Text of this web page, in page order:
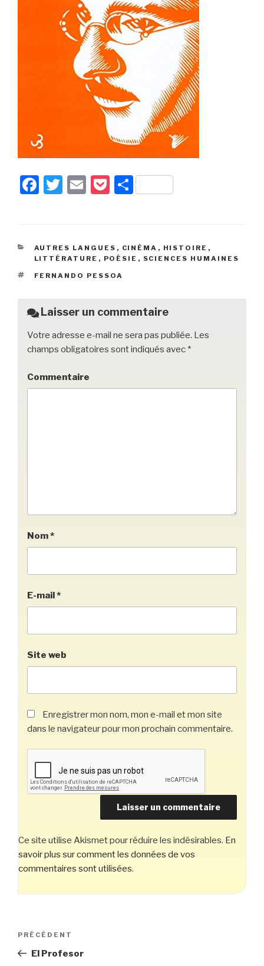
F
e
b
o
k
T
er
E
P
k
et
P
g
er
CATÉGORIES
AUTRES LANGUES , CINÉMA , HISTOIRE ,
LITTÉRATURE , POÉSIE , SCIENCES HUMAINES
ÉTIQUETTES
FERNANDO PESSOA
Laisser un commentaire
Votre adresse e-mail ne sera pas publiée. Les
champs obligatoires sont indiqués avec *
Commentaire
Nom*
E-mail*
Site web
Enregistrer mon nom, mon e-mail et mon site
dans le navigateur pour mon prochain commentaire.
Ce site utilise Akismet pour réduire les indésirables. En
savoir plus sur comment les données de vos
commentaires sont utilisées.
Navigation
l’article
Article
précédent
PRÉCÉDENT
El Profesor